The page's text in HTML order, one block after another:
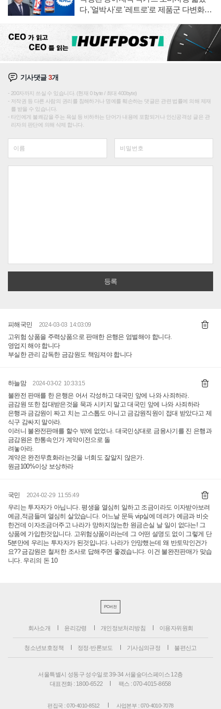
다, '얼박사'로 '레트로'로 제품군 다변화
기사댓글3개
200자까지 쓰실 수 있습니다. (현재 0 byte / 최대 400byte)
저작권 등 다른 사람의 권리를 침해하거나 명예를 훼손하는 댓글은 관련 법률에 의해 제재
를 받을 수 있습니다.
타인에게 불쾌감을 주는 욕설 등 비하하는 단어가 내용에 포함되거나 인신공격성 글은 관
리자의 판단에 의해 삭제 합니다.
피해국민 2024-03-03 14:03:09
고위험 상품을 주력상품으로 판매한 은행은 엄벌해야 합니다.
영업지 해야 합니다
부실한 관리 감독한 금감원도 책임져야 합니다
하늘맘 2024-03-02 10:33:15
불완전 판매를 한 은행은 어서 각성하고 대국민 앞에 나와 사죄하라.
금감원 또한 접대받은것을 묵과 시키지 말고 대국민 앞에 나와 사죄하라
은행과 금감원이 짜고 치는 고스톱도 아니고 금감원직원이 접대 받았다고 제
식구 감싸지 말아라.
이러니 불완전판매를 할수 밖에 없었나. 대국민상대로 금융사기를 진 은행과
금감원은 한통속인가 계약이전으로 돌
려놓아라.
계약은 완전무효화라는것을 너희도 잘알지 않은가.
원금100%이상 보상하라
국민 2024-02-29 11:55:49
우리는 투자자가 아닙니다. 평생을 열심히 일하고 조금이라도 이자받아보려
예금,적금들며 열심히 살았습니다. 어느날 문득 vip실에 데려가 예금과 비슷
한건데 이자조금더주고 나라가 망하지않는한 원금손실 날 일이 없다는! 그
상품에 가입한것입니다. 고위험상품이라는데 그 어떤 설명도 없이 그렇게 단
5분만에 우리는 투자자가 된것입니다. 나라가 안망했는데 왜 반토막인건가
요?? 금감원은 철저한 조사로 답해주면 좋겠습니다. 이건 불완전판매가 맞습
니다. 우리의 돈 10
PC버전
회사소개 윤리강령 개인정보처리방침 이용자위원회
청소년보호정책 정정·반론보도 기사심의규정 불편신고
서울특별시 성동구 성수일로 39-34 서울숲더스페이스 12층
대표전화 : 1800-6522
팩스 : 070-4015-8658
편집국 : 070-4010-8512 사업본부 : 070-4010-7078